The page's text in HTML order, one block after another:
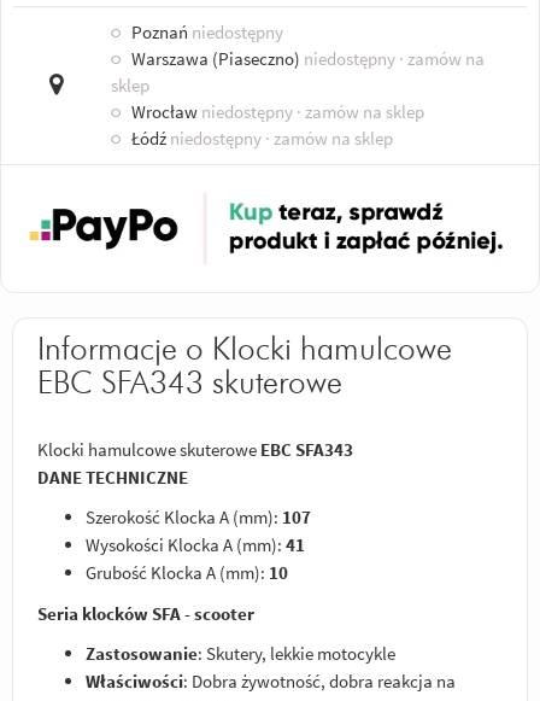
○ Poznań niedostępny
○ Warszawa (Piaseczno) niedostępny · zamów na
sklep
○ Wrocław niedostępny · zamów na sklep
○ Łódź niedostępny · zamów na sklep
Informacje o Klocki hamulcowe
EBC SFA343 skuterowe
Klocki hamulcowe skuterowe EBC SFA343
DANE TECHNICZNE
Szerokość Klocka A (mm): 107
Wysokości Klocka A (mm): 41
Grubość Klocka A (mm): 10
Seria klocków SFA - scooter
Zastosowanie: Skutery, lekkie motocykle
Właściwości: Dobra żywotność, dobra reakcja na